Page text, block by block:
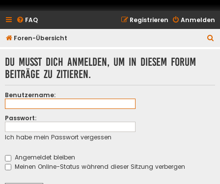
FAQ Anmelden
Registrieren
Foren-Übersicht
Du musst dich anmelden, um in diesem Forum
Beiträge zu zitieren.
Benutzername:
Passwort:
Ich habe mein Passwort vergessen
Angemeldet bleiben
Meinen Online-Status während dieser Sitzung verbergen